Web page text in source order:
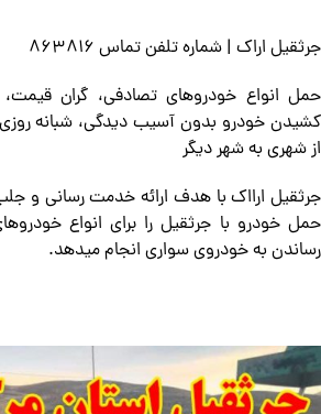
جرثقیل اراک | شماره تلفن تماس 863816
حمل انواع خودروهای تصادفی، گران
کشیدن خودرو بدون آسیب دیدگی، شبانه روزی
از شهری به شهر دیگر
جرثقیل ارااک با هدف ارائه خدمت رسانی و
حمل خودرو با جرثقیل را برای انواع
رساندن به خودروی سواری انجام میدهد.